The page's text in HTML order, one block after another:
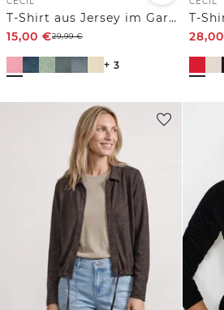
T-Shirt aus Jersey im Garment Dye Look
15,00 €29,99€
+ 3
28,00